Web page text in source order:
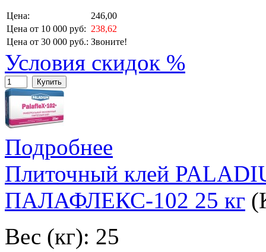
Цена:
246,00
Цена от 10 000 руб: 238,62
Цена от 30 000 руб.: Звоните!
Условия скидок %
Купить
Подробнее
Плиточный клей
ПАЛАФЛЕКС-102 25 кг
Вес (кг): 25